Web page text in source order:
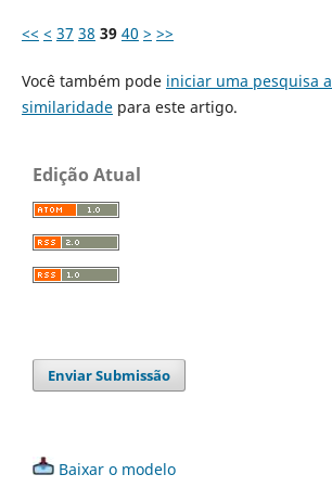
<< < 37 38 39 40 > >>
Você também pode iniciar uma pesquisa
similaridadepara este artigo.
Edição Atual
Enviar Submissão
Baixar o modelo